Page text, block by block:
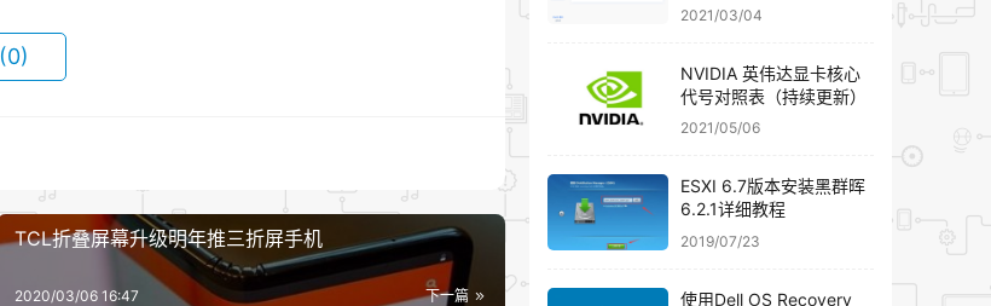
(0)
TCL折叠屏幕升级明年推三折屏手机
下一篇
2020/03/06 16:47
2021/03/04
NVIDIA 英伟达显卡核心
代号对照表（持续更新）
2021/05/06
ESXI 6.7版本安装黑群晖
6.2.1详细教程
2019/07/23
使用Dell OS Recovery